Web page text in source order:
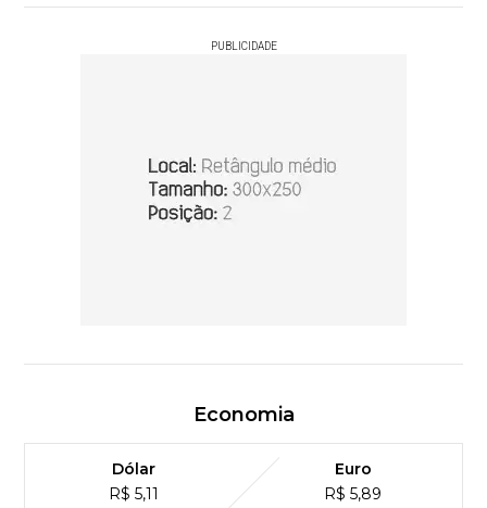
PUBLICIDADE
Economia
Dólar
R$ 5,11
Euro
R$ 5,89